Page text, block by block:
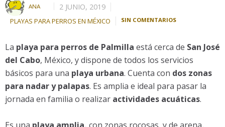
ANA 2 JUNIO, 2019
PLAYAS PARA PERROS EN MÉXICO SIN COMENTARIOS
La playa para perros de Palmilla está cerca de San José
del Cabo, México, y dispone de todos los servicios
básicos para una playa urbana. Cuenta con dos zonas
para nadar y palapas. Es amplia e ideal para pasar la
jornada en familia o realizar actividades acuáticas.
Es una playa amplia, con zonas rocosas y de arena,